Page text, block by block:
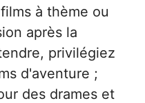
à thème ou
après la
privilégiez
d'aventure ;
des drames et